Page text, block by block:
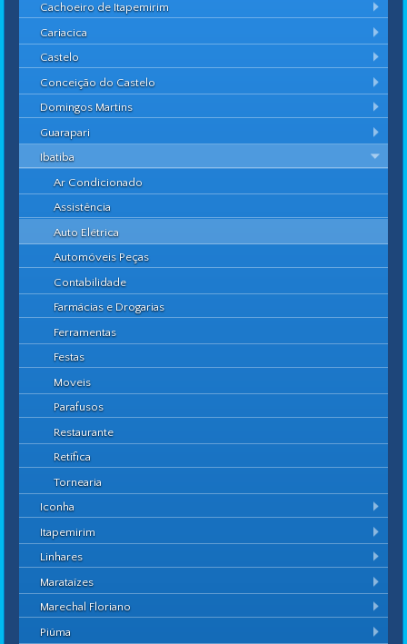
Cachoeiro de Itapemirim
Cariacica
Castelo
Conceição do Castelo
Domingos Martins
Guarapari
Ibatiba
Ar Condicionado
Assistência
Auto Elétrica
Automóveis Peças
Contabilidade
Farmácias e Drogarias
Ferramentas
Festas
Moveis
Parafusos
Restaurante
Retífica
Tornearia
Iconha
Itapemirim
Linhares
Marataízes
Marechal Floriano
Piúma